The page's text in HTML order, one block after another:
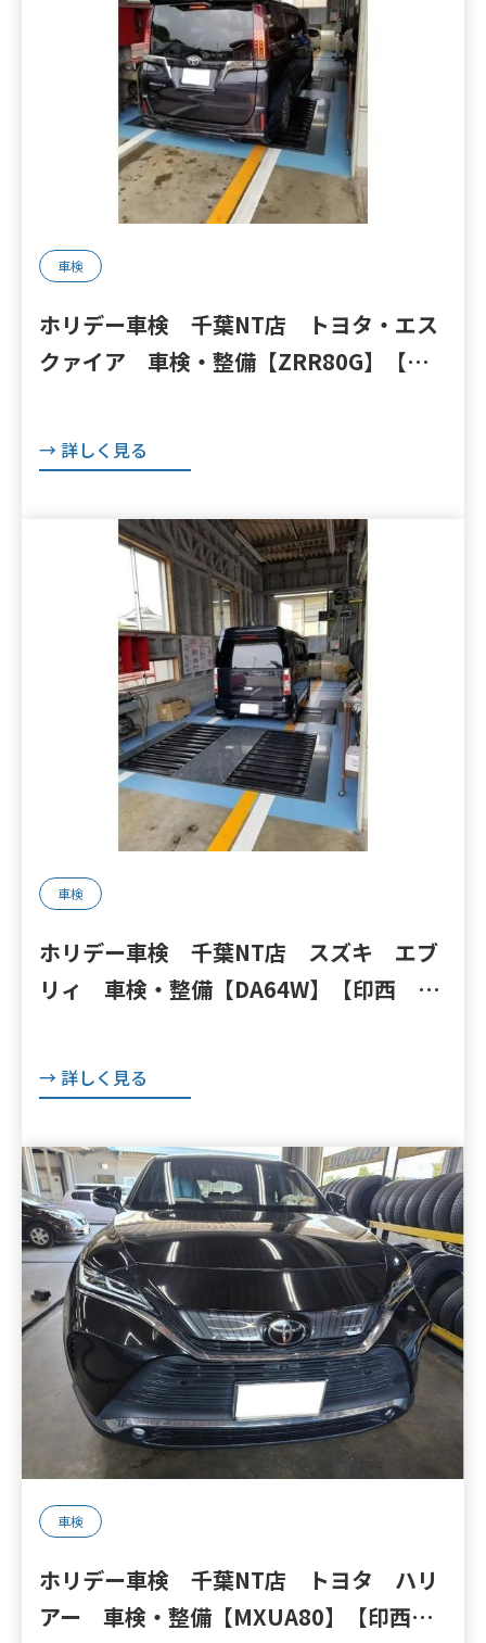
車検
ホリデー車検 千葉NT店 トヨタ・エス
クァイア 車検・整備【ZRR80G】【印
代 栄町 の点検・整備はオートランナ
ーへ！】
→ 詳しく見る
車検
ホリデー車検 千葉NT店 スズキ エブ
リィ 車検・整備【DA64W】【印西 我
町 の点検・整備はオートランナー
へ！】
→ 詳しく見る
車検
ホリデー車検 千葉NT店 トヨタ ハリ
アー 車検・整備【MXUA80】【印西